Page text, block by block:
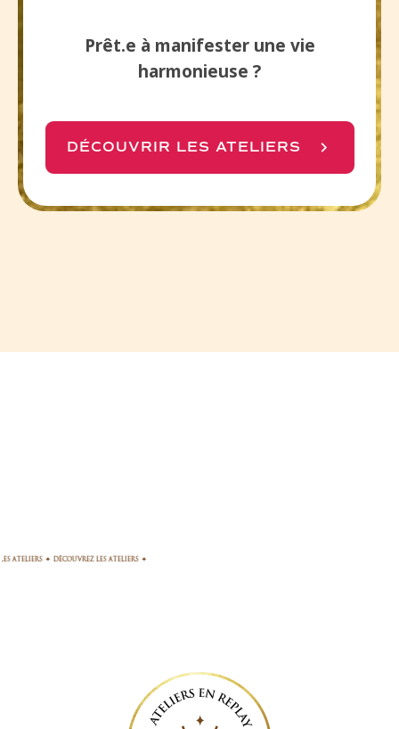
Prêt.e à manifester une vie
harmonieuse ?
DÉCOUVRIR LES ATELIERS
LES ATELIERS_✦_DÉCOUVREZ LES ATELIERS